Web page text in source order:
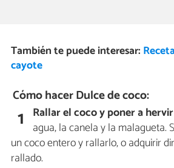
También te puede interesar:
cayote
Cómo hacer Dulce de coco:
1 Rallar el coco y poner a hervir
agua, la canela y la malagueta.
un coco entero y rallarlo, o adquirir
rallado.